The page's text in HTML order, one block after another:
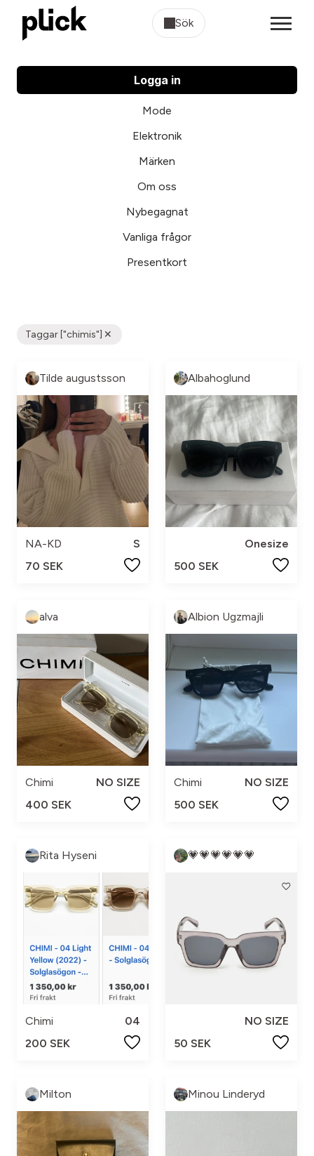
Sök
Logga in
Mode
Elektronik
Märken
Om oss
Nybegagnat
Vanliga frågor
Presentkort
Taggar ["chimis"]
Tilde augustsson
NA-KD
S
70 SEK
Albahoglund
Onesize
500 SEK
alva
Chimi
NO SIZE
400 SEK
Albion Ugzmajli
Chimi
NO SIZE
500 SEK
Rita Hyseni
Chimi
04
200 SEK
💗💗💗💗💗💗
NO SIZE
50 SEK
Milton Minou Linderyd